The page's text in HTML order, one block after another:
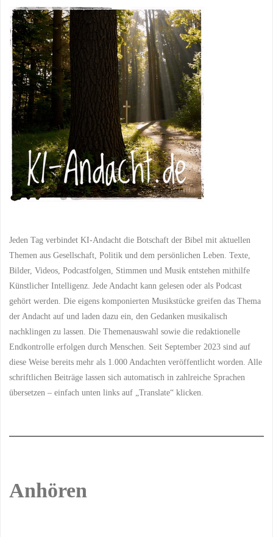
einer
rastlosen
Welt:
Die
zeitlose
Weisheit
des
siebten
Jeden Tag verbindet KI-Andacht die Botschaft der Bibel mit aktuellen
Themen aus Gesellschaft, Politik und dem persönlichen Leben. Texte,
Bilder, Videos, Podcastfolgen, Stimmen und Musik entstehen mithilfe
Künstlicher Intelligenz. Jede Andacht kann gelesen oder als Podcast
gehört werden. Die eigens komponierten Musikstücke greifen das Thema
der Andacht auf und laden dazu ein, den Gedanken musikalisch
nachklingen zu lassen. Die Themenauswahl sowie die redaktionelle
Endkontrolle erfolgen durch Menschen. Seit September 2023 sind auf
diese Weise bereits mehr als 1.000 Andachten veröffentlicht worden. Alle
schriftlichen Beiträge lassen sich automatisch in zahlreiche Sprachen
übersetzen – einfach unten links auf „Translate“ klicken.
Anhören